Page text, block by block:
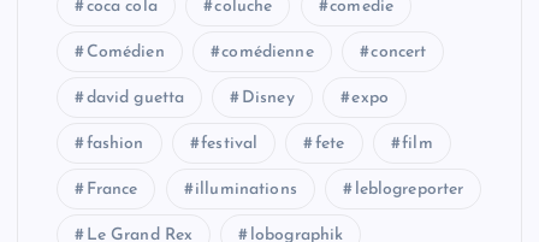
t
i
n
coca cola coluche comedie
Comédien comédienne concert
david guetta Disney expo
fashion festival fete film
France illuminations leblogreporter
Le Grand Rex lobographik